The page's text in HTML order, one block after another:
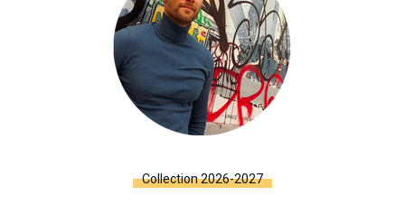
Collection 2026-2027